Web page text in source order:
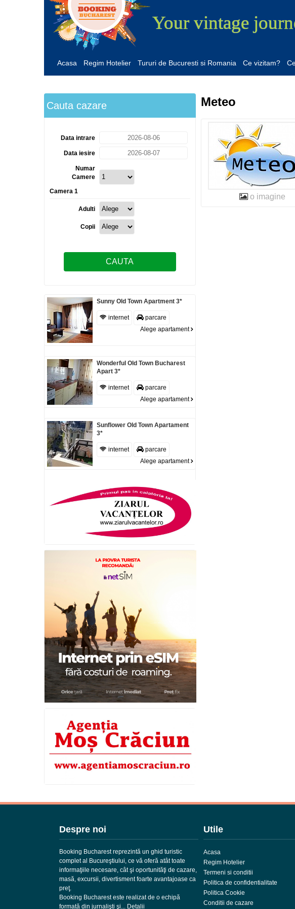
Your vintage
Acasa Regim Hotelier Tururi de Bucuresti si Romania Ce vizitam?
Meteo
o imagine
Cauta cazare
Data intrare
Data iesire
Numar
Camere
Camera 1
Adulti
Copii
CAUTA
Sunny Old Town Apartment 3*
internet
parcare
Alege apartament
Wonderful Old Town Bucharest
Apart 3*
internet
parcare
Alege apartament
Sunflower Old Town Apartament
3*
internet
parcare
Alege apartament
Despre noi
Booking Bucharest reprezintă un ghid turistic
complet al Bucureştiului, ce vă oferă atât toate
informaţiile necesare, cât şi oportunităţi de cazare,
masă, excursii, divertisment foarte avantajoase ca
preţ.
Booking Bucharest este realizat de o echipă
formată din jurnalişti şi...
Detalii
Utile
Acasa
Regim Hotelier
Termeni si conditii
Politica de confidentialitate
Politica Cookie
Conditii de cazare